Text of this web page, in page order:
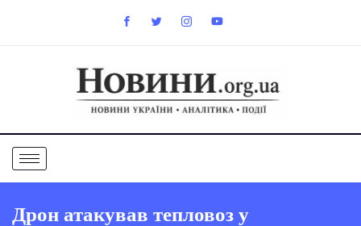
Дрон атакував тепловоз у